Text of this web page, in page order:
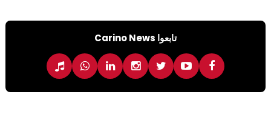
تابعوا Carino News